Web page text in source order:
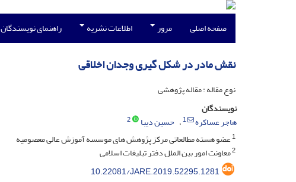
صفحه اصلی مرور اطلاعات نشریه راهنمای نویسندگان
نقش مادر در شکل گیری وجدان اخلاقی
نوع مقاله : مقاله پژوهشی
نویسندگان
هاجر عساکره
1 حسین دیبا
2
1عضو هسته مطالعاتی مرکز پژوهش های موسسه آموزش عالی معصومیه
2معاونت امور بین الملل دفتر تبلیغات اسلامی
10.22081/JARE.2019.52295.1281